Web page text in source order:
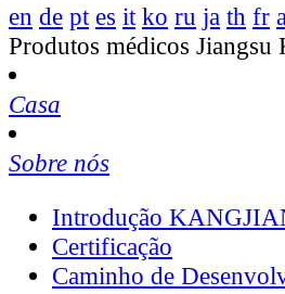
en de pt es it ko ru ja th fr
Produtos médicos
Casa
Sobre nós
Introdução
Certificação
Caminho de